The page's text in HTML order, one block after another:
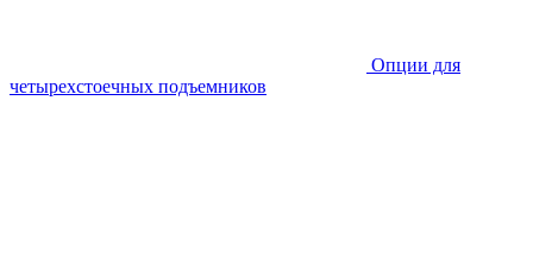
Опции для
четырехстоечных подъемников